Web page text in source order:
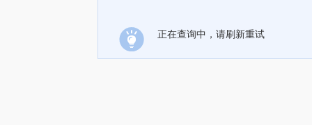
正在查询中，请刷新重试